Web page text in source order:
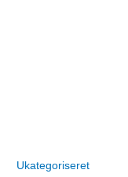
Ukategoriseret